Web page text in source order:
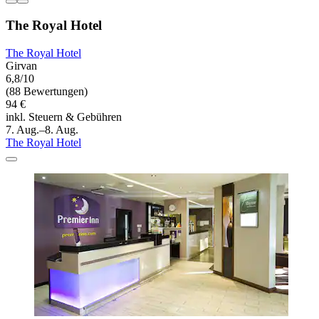
The Royal Hotel
The Royal Hotel
Girvan
6,8/10
(88 Bewertungen)
94 €
inkl. Steuern & Gebühren
7. Aug.–8. Aug.
The Royal Hotel